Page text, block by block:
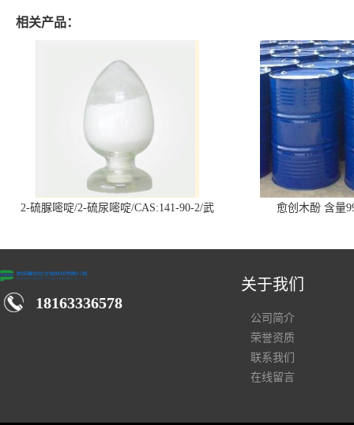
相关产品：
2-硫脲嘧啶/2-硫尿嘧啶/CAS:141-90-2/武
愈创木酚 含量
18163336578
关于我们
公司简介
荣誉资质
联系我们
在线留言